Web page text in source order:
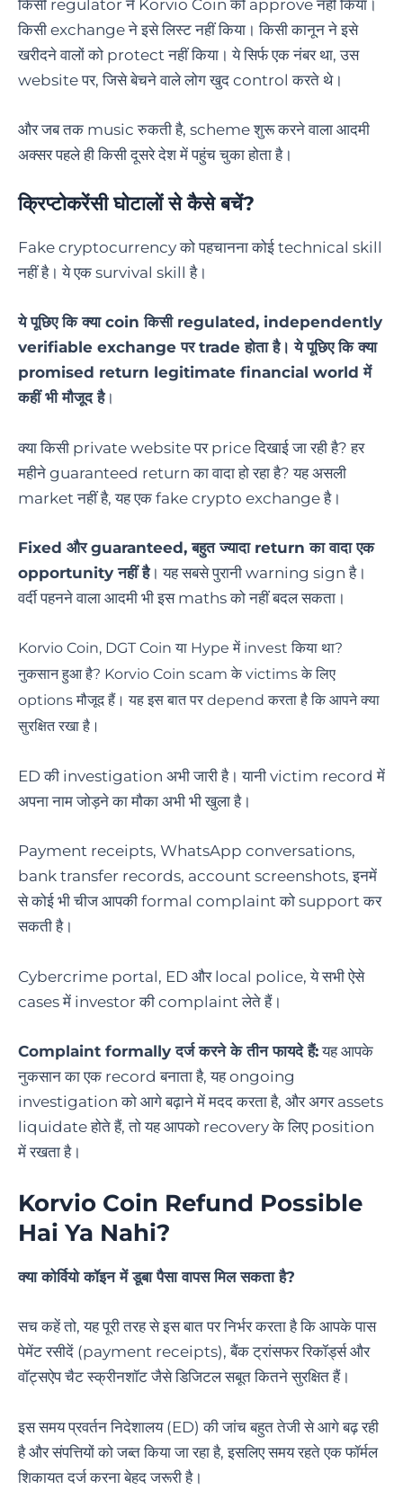
किसी regulator ने Korvio Coin को approve नहीं किया।
किसी exchange ने इसे लिस्ट नहीं किया। किसी कानून ने इसे
खरीदने वालों को protect नहीं किया। ये सिर्फ एक नंबर था, उस
website पर, जिसे बेचने वाले लोग खुद control करते थे।
और जब तक music रुकती है, scheme शुरू करने वाला आदमी
अक्सर पहले ही किसी दूसरे देश में पहुंच चुका होता है।
क्रिप्टोकरेंसी घोटालों से कैसे बचें?
Fake cryptocurrency को पहचानना कोई technical skill
नहीं है। ये एक survival skill है।
ये पूछिए कि क्या coin किसी regulated, independently
verifiable exchange पर trade होता है। ये पूछिए कि क्या
promised return legitimate financial world में
कहीं भी मौजूद है।
क्याकिसी private website पर price दिखाई जा रही है? हर
महीने guaranteed return का वादा हो रहा है? यह असली
market नहीं है, यह एक fake crypto exchange है।
Fixed और guaranteed, बहुत ज्यादा return का वादा एक
opportunity नहीं है। यह सबसे पुरानी warning sign है।
वर्दी पहनने वाला आदमी भी इस maths को नहीं बदल सकता।
Korvio Coin, DGT Coin या Hype में invest किया था?
नुकसान हुआ है? Korvio Coin scam के victims के लिए
options मौजूद हैं। यह इस बात पर depend करता है कि आपने क्या
सुरक्षित रखा है।
ED की investigation अभी जारी है। यानी victim record में
अपना नाम जोड़ने का मौका अभी भी खुला है।
Payment receipts, WhatsApp conversations,
bank transfer records, account screenshots, इनमें
से कोई भी चीज आपकी formal complaint को support कर
सकती है।
Cybercrime portal, ED और local police, ये सभी ऐसे
cases में investor की complaint लेते हैं।
Complaint formally दर्ज करने के तीन फायदे हैं:यह आपके
नुकसान का एक record बनाता है, यह ongoing
investigation को आगे बढ़ाने में मदद करता है, और अगर assets
liquidate होते हैं, तो यह आपको recovery के लिए position
में रखता है।
Korvio Coin Refund Possible
Hai Ya Nahi?
क्या कोर्वियो कॉइन में डूबा पैसा वापस मिल सकता है?
सच कहें तो, यह पूरी तरह से इस बात पर निर्भर करता है कि आपके पास
पेमेंट रसीदें (payment receipts), बैंक ट्रांसफर रिकॉर्ड्स और
वॉट्सऐप चैट स्क्रीनशॉट जैसे डिजिटल सबूत कितने सुरक्षित हैं।
इस समय प्रवर्तन निदेशालय (ED) की जांच बहुत तेजी से आगे बढ़ रही
है और संपत्तियों को जब्त किया जा रहा है, इसलिए समय रहते एक फॉर्मल
शिकायत दर्ज करना बेहद जरूरी है।